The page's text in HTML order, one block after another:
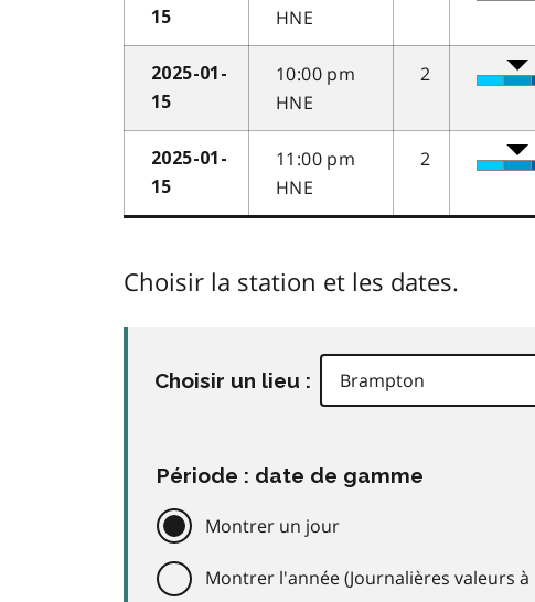
15
HNE
2025-01-
15
10:00 pm
HNE
2
2025-01-
15
11:00 pm
HNE
2
Choisir la station et les dates.
Choisir un lieu :
Période : date de gamme
Montrer un jour
Montrer l'année (Journalières valeurs à